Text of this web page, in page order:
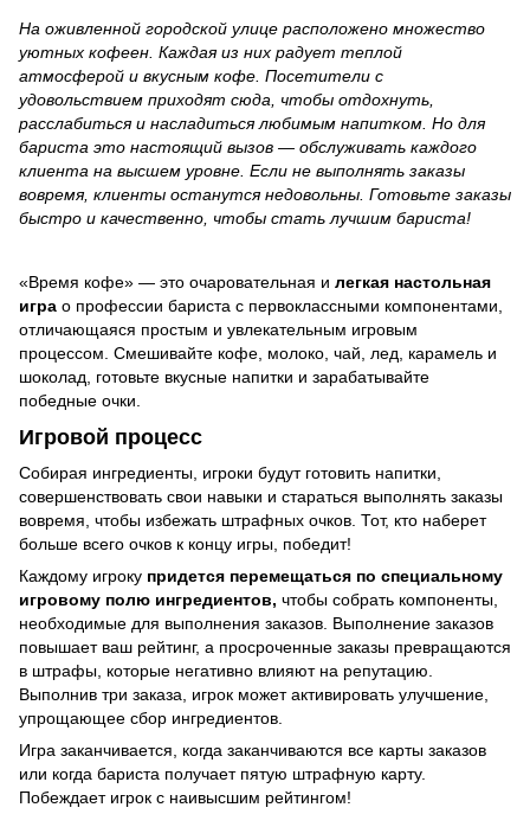
На оживленной городской улице расположено множество
уютных кофеен. Каждая из них радует теплой
атмосферой и вкусным кофе. Посетители с
удовольствием приходят сюда, чтобы отдохнуть,
расслабиться и насладиться любимым напитком. Но для
бариста это настоящий вызов — обслуживать каждого
клиента на высшем уровне. Если не выполнять заказы
вовремя, клиенты останутся недовольны. Готовьте заказы
быстро и качественно, чтобы стать лучшим бариста!
«Время кофе» — это очаровательная и легкая настольная
игра о профессии бариста с первоклассными компонентами,
отличающаяся простым и увлекательным игровым
процессом. Смешивайте кофе, молоко, чай, лед, карамель и
шоколад, готовьте вкусные напитки и зарабатывайте
победные очки.
Игровой процесс
Собирая ингредиенты, игроки будут готовить напитки,
совершенствовать свои навыки и стараться выполнять заказы
вовремя, чтобы избежать штрафных очков. Тот, кто наберет
больше всего очков к концу игры, победит!
Каждому игроку придется перемещаться по специальному
игровому полю ингредиентов, чтобы собрать компоненты,
необходимые для выполнения заказов. Выполнение заказов
повышает ваш рейтинг, а просроченные заказы превращаются
в штрафы, которые негативно влияют на репутацию.
Выполнив три заказа, игрок может активировать улучшение,
упрощающее сбор ингредиентов.
Игра заканчивается, когда заканчиваются все карты заказов
или когда бариста получает пятую штрафную карту.
Побеждает игрок с наивысшим рейтингом!